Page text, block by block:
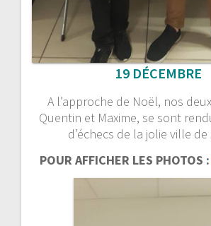
19 DÉCEMBRE
A l’approche de Noël, nos
Quentin et Maxime, se sont
d’échecs de la jolie ville de
POUR AFFICHER LES PHOTOS :